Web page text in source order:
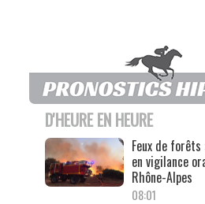
D'HEURE EN HEURE
Feux de
en vigilance
Rhône-Alpes
08:01